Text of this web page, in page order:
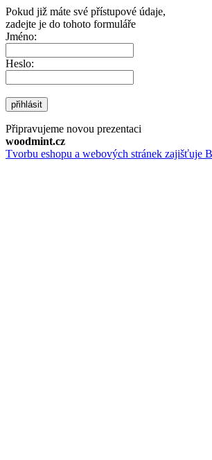
Pokud již máte své přístupové údaje,
zadejte je do tohoto formuláře
Jméno:
Heslo:
přihlásit
Připravujeme novou prezentaci
woodmint.cz
Tvorbu eshopu a webových stránek zajišťuje